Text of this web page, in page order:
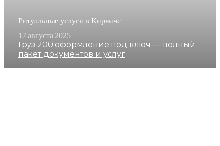
Ритуальные услуги в Киржаче
17 августа 2025
Груз 200 оформление под ключ — полный
пакет документов и услуг